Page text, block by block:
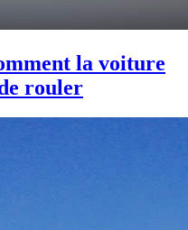
la voiture
rouler